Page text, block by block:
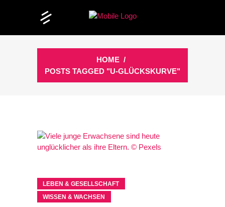
HOME /
POSTS TAGGED "U-GLÜCKSKURVE"
LEBEN & GESELLSCHAFT
WISSEN & WACHSEN